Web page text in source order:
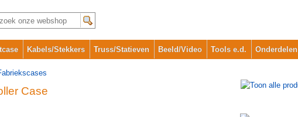
Kabels/Stekkers Truss/Statieven Beeld/Video Tools e.d. Onderdelen
Case